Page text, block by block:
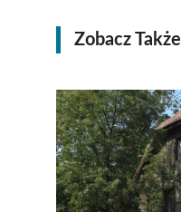
Zobacz Także